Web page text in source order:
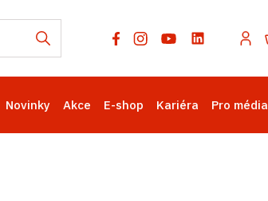
Novinky Akce E-shop Kariéra Pro média